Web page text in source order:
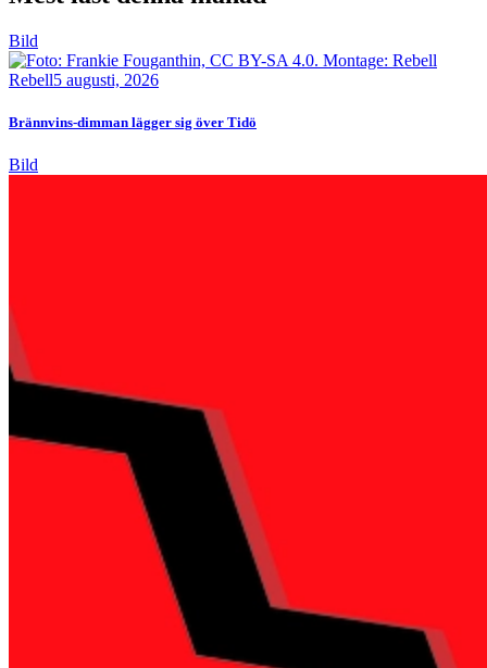
Bild
Rebell5 augusti, 2026
Brännvins-dimman lägger sig över Tidö
Bild